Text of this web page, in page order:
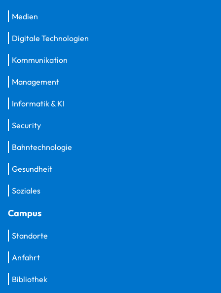
Medien
Digitale Technologien
Kommunikation
Management
Informatik & KI
Security
Bahntechnologie
Gesundheit
Soziales
Campus
Standorte
Anfahrt
Bibliothek